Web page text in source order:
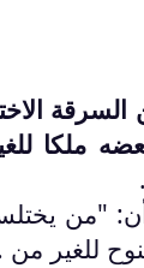
ملكا
.
الفصل 258 الذي
للغير من